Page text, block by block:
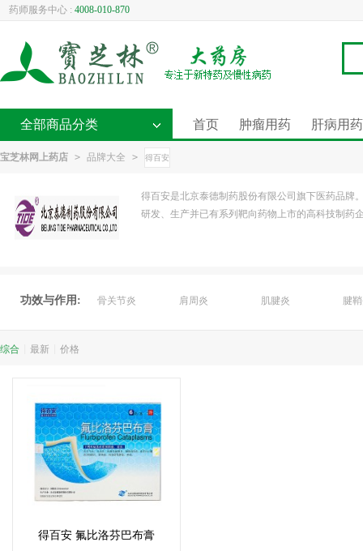
药师服务中心 : 4008-010-870
全部商品分类 首页 肿瘤用药 肝病用药
宝芝林网上药店 > 品牌大全 > 得百安
得百安是北京泰德制药股份有限公司旗下医药品牌
研发、生产并已有系列靶向药物上市的高科技制药
功效与作用: 骨关节炎 肩周炎 肌腱炎 腱
综合 最新 价格
得百安 氟比洛芬巴布膏